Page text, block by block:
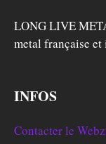
LONG LIVE
metal française
INFOS
Contacter le